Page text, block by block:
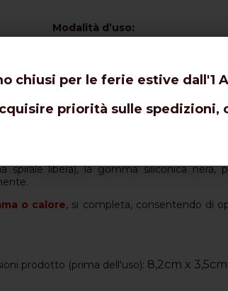
Modalità d’uso:
da collegare, inserirlo all'interno dell'
saldamente l’M&P-Silicone-
opposta alla presa dell'antenna)
libera), la gomma siliconica nera,
o calore, si completa, consentendo di
prodotto (prima dell'uso): 8,2cm x 3,5cm
chiusi per le ferie estive dall'1
priorità sulle spedizioni,